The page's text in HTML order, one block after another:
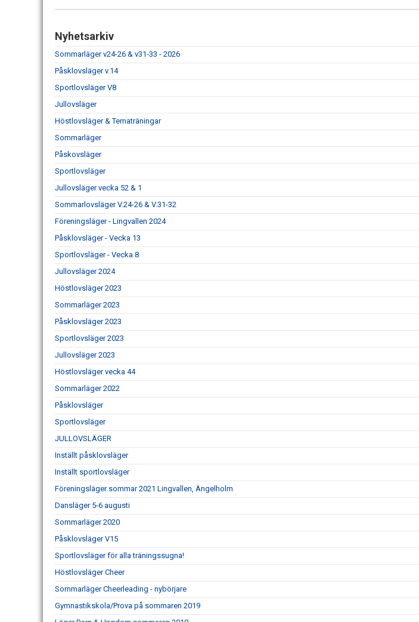
Nyhetsarkiv
Sommarläger v24-26 & v31-33 - 2026
Påsklovsläger v.14
Sportlovsläger V8
Jullovsläger
Höstlovsläger & Tematräningar
Sommarläger
Påskovsläger
Sportlovsläger
Jullovsläger vecka 52 & 1
Sommarlovsläger V.24-26 & V.31-32
Föreningsläger - Lingvallen 2024
Påsklovsläger - Vecka 13
Sportlovsläger - Vecka 8
Jullovsläger 2024
Höstlovsläger 2023
Sommarläger 2023
Påsklovsläger 2023
Sportlovsläger 2023
Jullovsläger 2023
Höstlovsläger vecka 44
Sommarläger 2022
Påsklovsläger
Sportlovsläger
JULLOVSLÄGER
Inställt påsklovsläger
Inställt sportlovsläger
Föreningsläger sommar 2021 Lingvallen, Ängelholm
Dansläger 5-6 augusti
Sommarläger 2020
Påsklovsläger V15
Sportlovsläger för alla träningssugna!
Höstlovsläger Cheer
Sommarläger Cheerleading - nybörjare
Gymnastikskola/Prova på sommaren 2019